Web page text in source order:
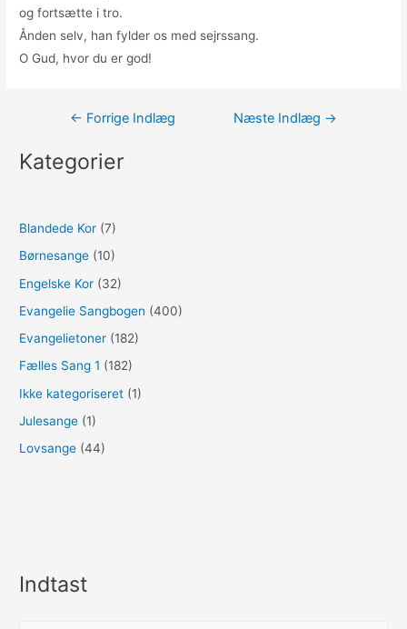
og fortsætte i tro.
Ånden selv, han fylder os med sejrssang.
O Gud, hvor du er god!
Indlægsnavigation
← Forrige Indlæg Næste Indlæg →
Kategorier
Blandede Kor (7)
Børnesange (10)
Engelske Kor (32)
Evangelie Sangbogen (400)
Evangelietoner (182)
Fælles Sang 1 (182)
Ikke kategoriseret (1)
Julesange (1)
Lovsange (44)
Indtast